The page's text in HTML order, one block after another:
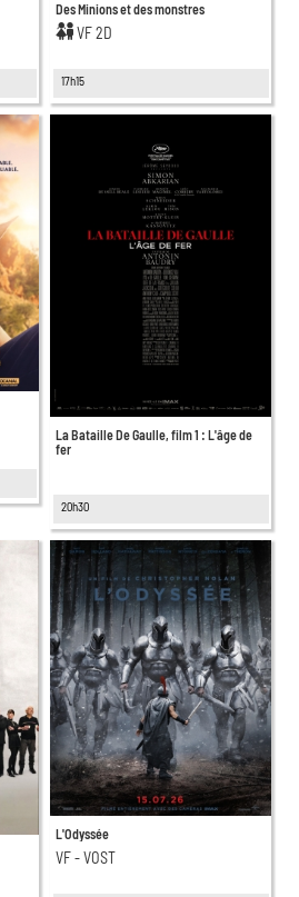
Des Minions et des monstres
VF 2D
17h15
La Bataille De Gaulle, film 1 : L'âge de
fer
20h30
L'Odyssée
VF - VOST